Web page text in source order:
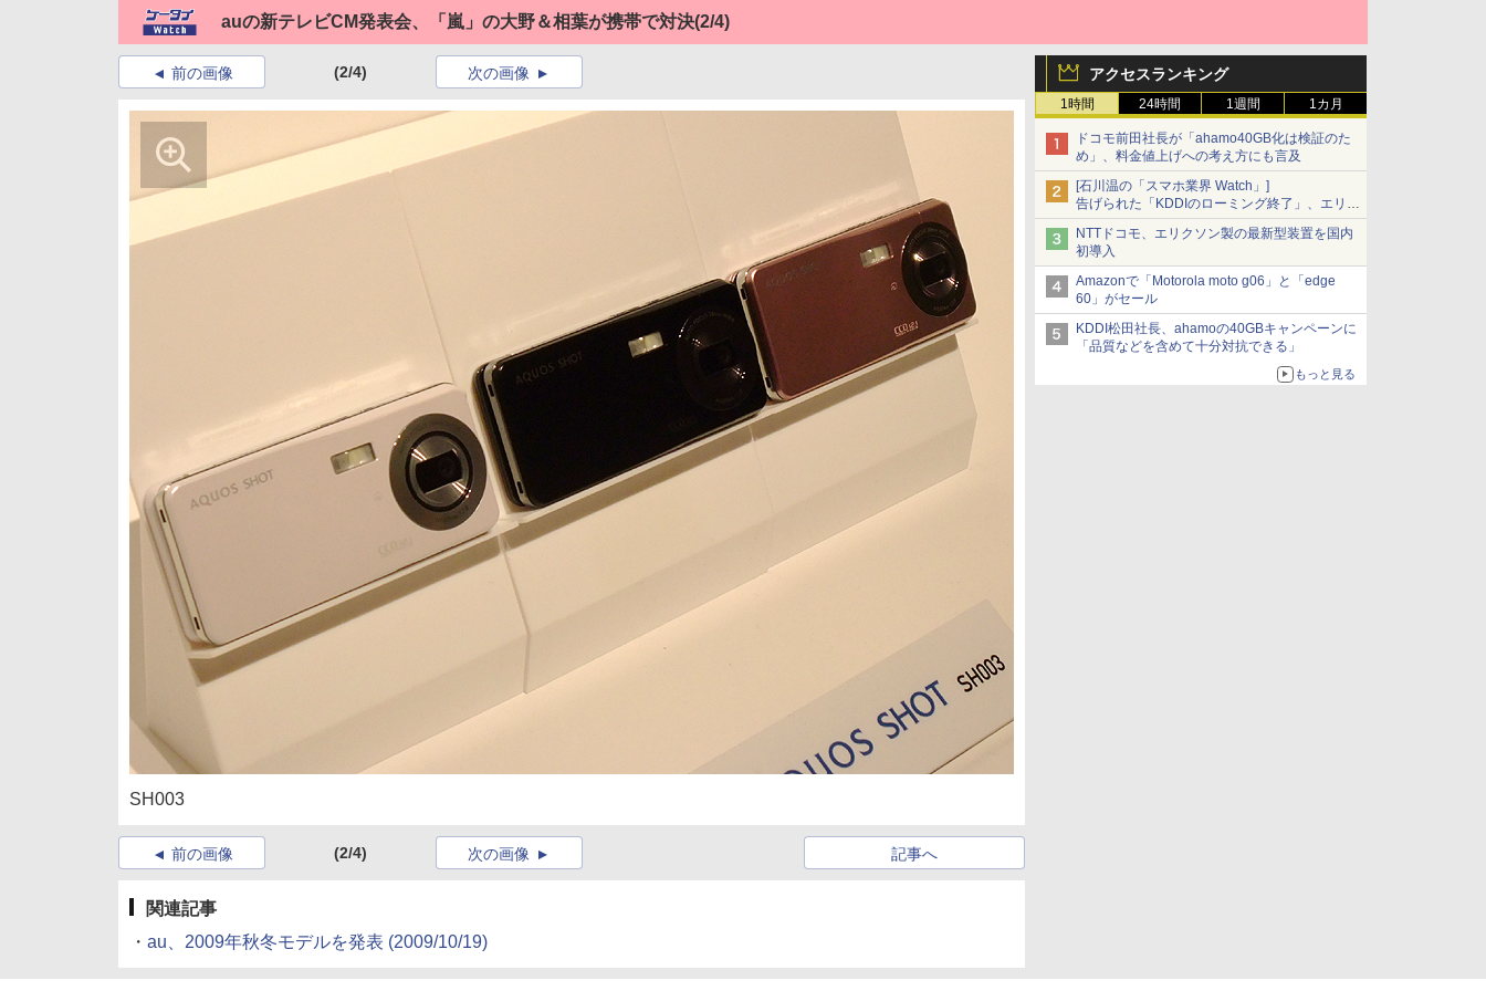
auの新テレビCM発表会、「嵐」の大野＆相葉が携帯で対決(2/4)
アクセスランキング
1時間 24時間 1週間 1カ月
ドコモ前田社長が「ahamo40GB化は検証のた
め」、料金値上げへの考え方にも言及
[石川温の「スマホ業界 Watch」]
告げられた「KDDIのローミング終了」、エリア
マップの落とし穴と楽天モバイルの課題
NTTドコモ、エリクソン製の最新型装置を国内
初導入
Amazonで「Motorola moto g06」と「edge
60」がセール
KDDI松田社長、ahamoの40GBキャンペーンに
「品質などを含めて十分対抗できる」
もっと見る
前の画像 (2/4) 次の画像
SH003
前の画像 (2/4) 記事へ
次の画像
関連記事
・ au、2009年秋冬モデルを発表 (2009/10/19)